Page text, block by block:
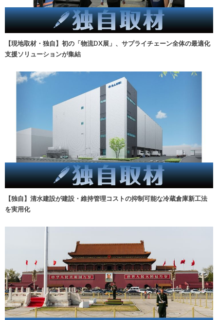
【現地取材・独自】初の「物流DX展」、サプライチェーン全体の最適化
支援ソリューションが集結
【独自】清水建設が建設・維持管理コストの抑制可能な冷蔵倉庫新工法
を実用化